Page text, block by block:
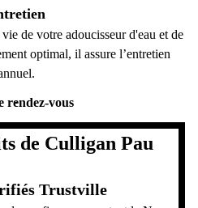
de votre adoucisseur d'eau et de
optimal, il assure l’entretien
rendez-vous
de Culligan Pau
Trustville